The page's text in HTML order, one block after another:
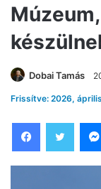
Dobai Tamás
Frissítve: 2026,